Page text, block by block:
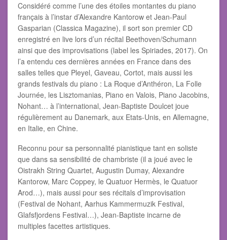
Considéré comme l’une des étoiles montantes du piano
français à l’instar d’Alexandre Kantorow et Jean-Paul
Gasparian (Classica Magazine), il sort son premier CD
enregistré en live lors d’un récital Beethoven/Schumann
ainsi que des improvisations (label les Spiriades, 2017). On
l’a entendu ces dernières années en France dans des
salles telles que Pleyel, Gaveau, Cortot, mais aussi les
grands festivals du piano : La Roque d’Anthéron, La Folle
Journée, les Lisztomanias, Piano en Valois, Piano Jacobins,
Nohant… à l’international, Jean-Baptiste Doulcet joue
régulièrement au Danemark, aux Etats-Unis, en Allemagne,
en Italie, en Chine.
Reconnu pour sa personnalité pianistique tant en soliste
que dans sa sensibilité de chambriste (il a joué avec le
Oistrakh String Quartet, Augustin Dumay, Alexandre
Kantorow, Marc Coppey, le Quatuor Hermès, le Quatuor
Arod…), mais aussi pour ses récitals d’improvisation
(Festival de Nohant, Aarhus Kammermuzik Festival,
Glafsfjordens Festival…), Jean-Baptiste incarne de
multiples facettes artistiques.